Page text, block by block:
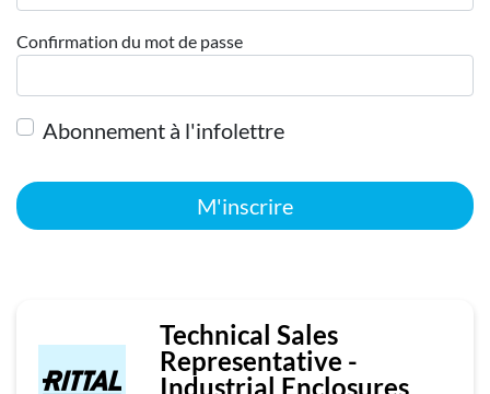
Confirmation du mot de passe
Abonnement à l'infolettre
M'inscrire
Technical Sales
Representative -
Industrial Enclosures